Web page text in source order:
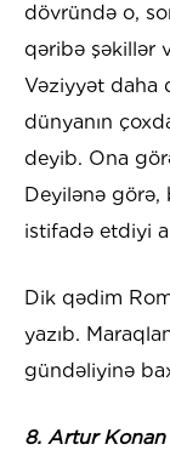
dövründə o,
qəribə şəkillər
Vəziyyət daha
dünyanın
deyib. Ona
Deyilənə görə,
istifadə etdiyi
Dik qədim
yazıb.
gündəliyinə
8. Artur